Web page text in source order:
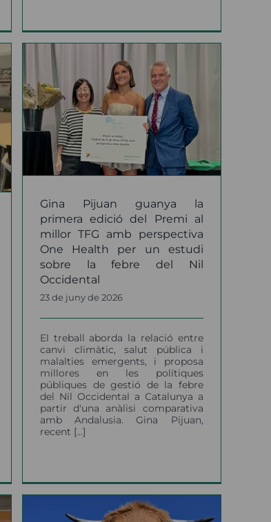
Gina Pijuan guanya la
primera edició del Premi al
millor TFG amb perspectiva
One Health per un estudi
sobre la febre del Nil
Occidental
23 de juny de 2026
El treball aborda la relació entre
canvi climàtic, salut pública i
malalties emergents, i proposa
millores en les polítiques
públiques de gestió de la febre
del Nil Occidental a Catalunya a
partir d'una anàlisi comparativa
amb Andalusia. Gina Pijuan,
recent [...]